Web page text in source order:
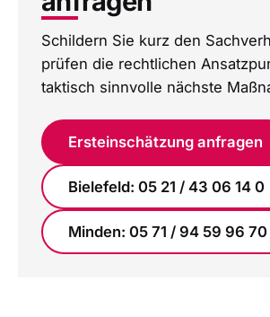
Schildern Sie kurz den
prüfen die rechtlichen
taktisch sinnvolle nächste
Ersteinschätzung anfragen
Bielefeld: 05 21 / 43 06 14 0
Minden: 05 71 / 94 59 96 70